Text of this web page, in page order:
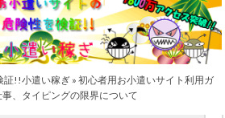
証!!小遣い稼ぎ» 初心者用お小遣いサイト利用ガ
、タイピングの限界について